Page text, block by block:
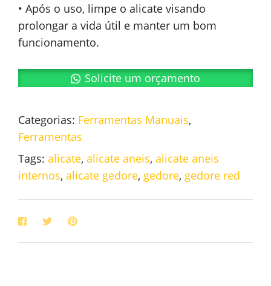
• Após o uso, limpe o alicate visando
prolongar a vida útil e manter um bom
funcionamento.
Solicite um orçamento
Categorias: Ferramentas Manuais,
Ferramentas
Tags: alicate, alicate aneis, alicate aneis
internos, alicate gedore, gedore, gedore red